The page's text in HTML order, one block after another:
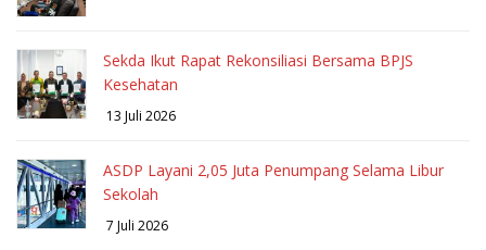
Sekda Ikut Rapat Rekonsiliasi Bersama BPJS
Kesehatan
13 Juli 2026
ASDP Layani 2,05 Juta Penumpang Selama Libur
Sekolah
7 Juli 2026